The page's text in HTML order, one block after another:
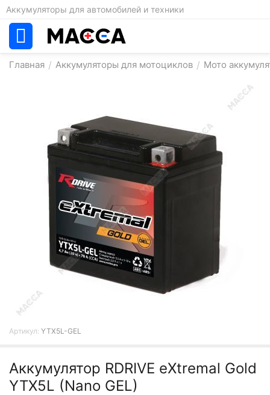
Аккумуляторы для автомобилей и техники
Главная / Аккумуляторы для мотоциклов / Мото
Артикул: YTX5L-GEL
Аккумулятор RDRIVE eXtremal Gold
YTX5L (Nano GEL)